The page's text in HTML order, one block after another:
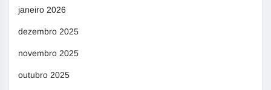
janeiro 2026
dezembro 2025
novembro 2025
outubro 2025